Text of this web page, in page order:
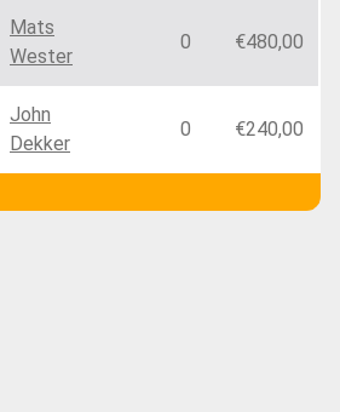
Mats
Wester
0 €480,00
John
Dekker
0 €240,00